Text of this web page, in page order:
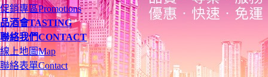
促銷專區Promotions
品酒會TASTING
聯絡我們CONTACT
線上地圖Map
聯絡表單Contact